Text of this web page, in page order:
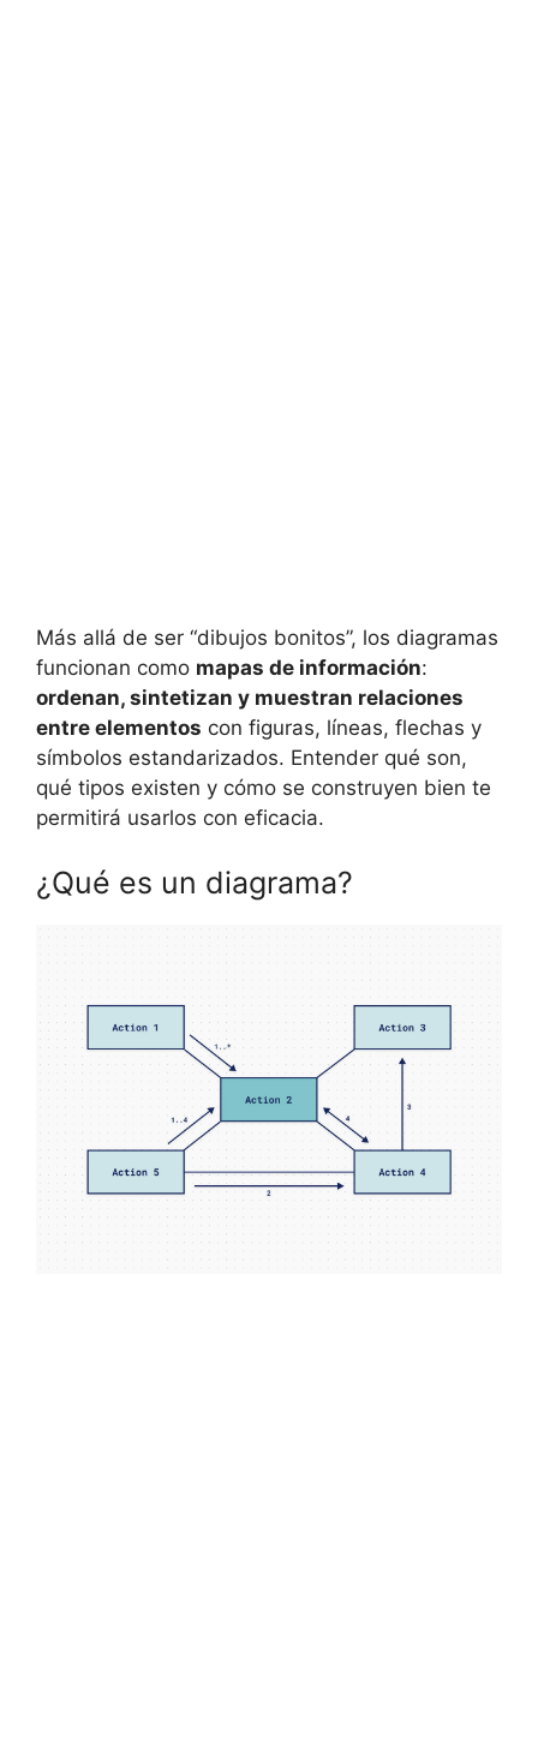
Más allá de ser “dibujos bonitos”, los diagramas
funcionan como mapas de información:
ordenan, sintetizan y muestran relaciones
entre elementos con figuras, líneas, flechas y
símbolos estandarizados. Entender qué son,
qué tipos existen y cómo se construyen bien te
permitirá usarlos con eficacia.
¿Qué es un diagrama?